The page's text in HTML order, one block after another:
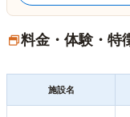
料金・体験・特
施設名